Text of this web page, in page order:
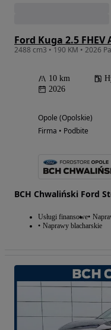
Ford Kuga 2.5 FHEV
10 km
2026
Opole (Opolskie)
Firma • Podbite
BCH Chwaliński Ford
Usługi finansowe
Naprawy blacharskie